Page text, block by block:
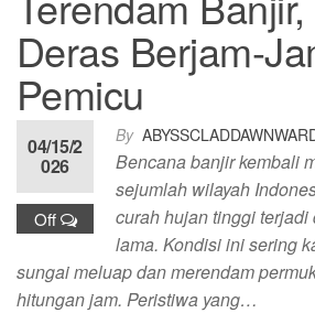
Deras Berjam-
Pemicu
By
04/15/2
026
Off
Bencana banjir kembali
sejumlah wilayah
curah hujan tinggi terjadi
lama. Kondisi ini sering
sungai meluap dan merendam
hitungan jam. Peristiwa yang…